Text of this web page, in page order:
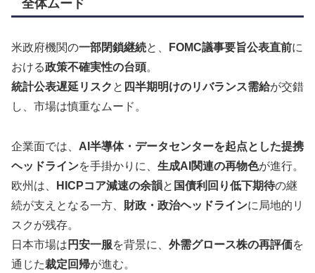
全体ムード
米政府機関の一部閉鎖継続と、 FOMC議事要旨公表直前に
おける政策不確実性の台頭。
統計公表遅延リスク と 四半期明けのリバランス需給が交錯
し、市場は慎重なムード。
企業面では、 AI半導体・データセンターを起点とした提携
ヘッドラインを手掛かりに、 生成AI関連の再物色が進行。
欧州は、
HICPコア減速の余韻と 国債利回り低下期待の継
続が支えとなる一方、 財政・政治ヘッドラインに局地的リ
スクが残存。
日本市場は 円安一服を背景に、 外需グロース株の再評価を
通じた裁定回帰が進む。